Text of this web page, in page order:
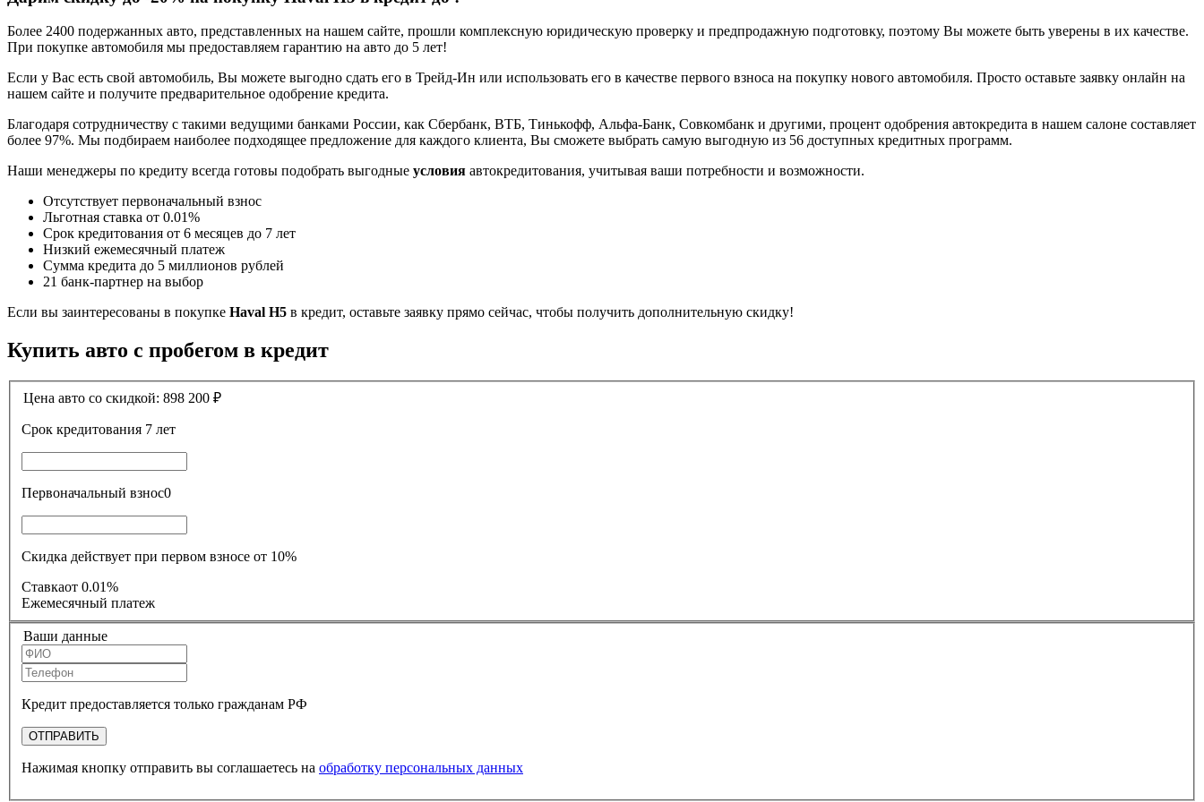
Более 2400 подержанных авто, представленных на нашем сайте, прошли комплексную юридическую проверку и предпродажную подготовку, поэтому Вы можете быть уверены в их качестве.
При покупке автомобиля мы предоставляем гарантию на авто до 5 лет!
Если у Вас есть свой автомобиль, Вы можете выгодно сдать его в Трейд-Ин или использовать его в качестве первого взноса на покупку нового автомобиля. Просто оставьте заявку онлайн на
нашем сайте и получите предварительное одобрение кредита.
Благодаря сотрудничеству с такими ведущими банками России, как Сбербанк, ВТБ, Тинькофф, Альфа-Банк, Совкомбанк и другими, процент одобрения автокредита в нашем салоне составляет
более 97%. Мы подбираем наиболее подходящее предложение для каждого клиента, Вы сможете выбрать самую выгодную из 56 доступных кредитных программ.
Наши менеджеры по кредиту всегда готовы подобрать выгодные условия автокредитования, учитывая ваши потребности и возможности.
Отсутствует первоначальный взнос
Льготная ставка от 0.01%
Срок кредитования от 6 месяцев до 7 лет
Низкий ежемесячный платеж
Сумма кредита до 5 миллионов рублей
21 банк-партнер на выбор
Если вы заинтересованы в покупке Haval H5 в кредит, оставьте заявку прямо сейчас, чтобы получить дополнительную скидку!
Купить авто с пробегом в кредит
Цена авто со скидкой: 898 200 ₽
Срок кредитования 7 лет
Первоначальный взнос0
Скидка действует при первом взносе от 10%
Ставкаот 0.01%
Ежемесячный платеж
Ваши данные
Кредит предоставляется только гражданам РФ
ОТПРАВИТЬ
Нажимая кнопку отправить вы соглашаетесь на обработку персональных данных